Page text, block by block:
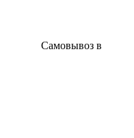
Самовывоз в